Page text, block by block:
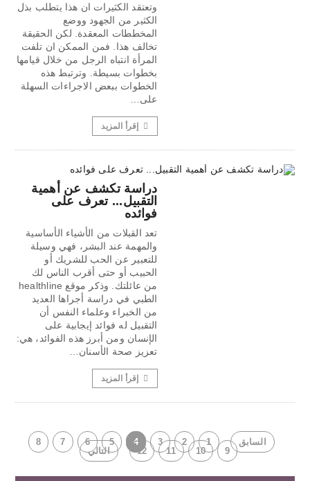
وتعتقد الكثيرات ان هذا يتطلب بذل
الكثير من الجهود ووضع
المخططات المعقدة. لكن الحقيقة
تخالف هذا. فمن الممكن ان تلفت
المرأة انتباه الرجل من خلال قيامها
بخطوات بسيطة. وترتبط هذه
الخطوات ببعض الاجراءات السهلة
على…
إقرأ المزيد
دراسة تكشف عن أهمية
التقبيل... تعرف على
فوائده
تعد القبلات من الأشياء الأساسية
والمهمة عند البشر، فهي وسيلة
للتعبير عن الحب للشريك أو
الحبيب أو حتى أقرب الناس لك
من عائلتك. وذكر موقع healthline
الطبي في دراسة أجراها العديد
من الخبراء وعلماء النفس أن
التقبيل له فوائد إيجابية على
الإنسان ومن أبرز هذه الفوائد، هي:
تعزيز صحة الأسنان…
إقرأ المزيد
السابق 1
2
3
4
5
6
7
8
9
10
11
12 التالي